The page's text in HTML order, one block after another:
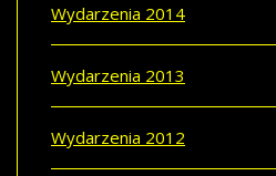
Wydarzenia 2014
Wydarzenia 2013
Wydarzenia 2012